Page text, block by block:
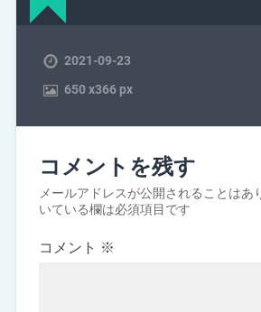
2021-09-23
650x366 px
コメントを残す
メールアドレスが公開されることはあ
いている欄は必須項目です
コメント ※